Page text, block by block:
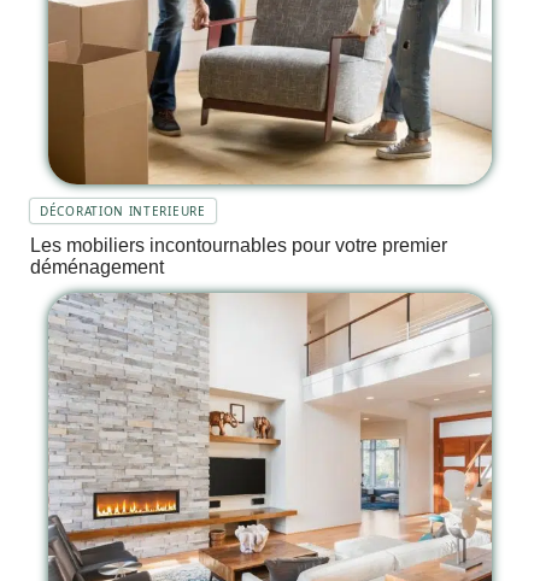
DÉCORATION INTERIEURE
Les mobiliers incontournables pour votre premier
déménagement